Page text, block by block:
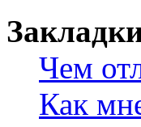
Чем
Как